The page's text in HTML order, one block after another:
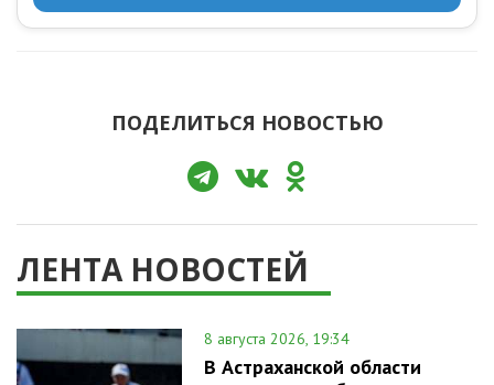
ПОДЕЛИТЬСЯ НОВОСТЬЮ
ЛЕНТА НОВОСТЕЙ
8 августа 2026, 19:34
В Астраханской области